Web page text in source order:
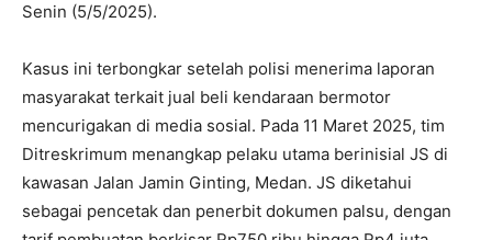
Senin (5/5/2025).
Kasus ini terbongkar setelah polisi menerima laporan
masyarakat terkait jual beli kendaraan bermotor
mencurigakan di media sosial. Pada 11 Maret 2025, tim
Ditreskrimum menangkap pelaku utama berinisial JS di
kawasan Jalan Jamin Ginting, Medan. JS diketahui
sebagai pencetak dan penerbit dokumen palsu, dengan